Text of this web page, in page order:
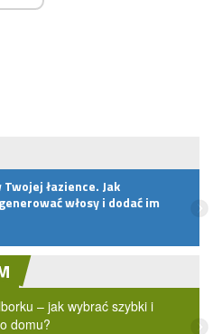
łazience. Jak
włosy i dodać im
– jak wybrać szybki i
domu?